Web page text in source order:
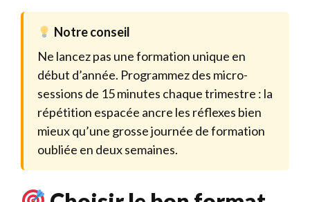
Notre conseil
Ne lancez pas une formation unique en
début d’année. Programmez des micro-
sessions de 15 minutes chaque trimestre : la
répétition espacée ancre les réflexes bien
mieux qu’une grosse journée de formation
oubliée en deux semaines.